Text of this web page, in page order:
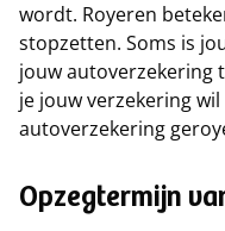
wordt. Royeren
stopzetten. Soms is
jouw autoverzekering
je jouw verzekering
autoverzekering
Opzegtermijn